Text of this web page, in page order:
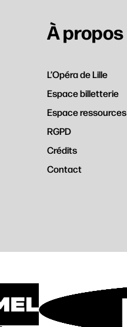
À propos
L’Opéra de Lille
Espace billetterie
Espace ressources
RGPD
Crédits
Contact